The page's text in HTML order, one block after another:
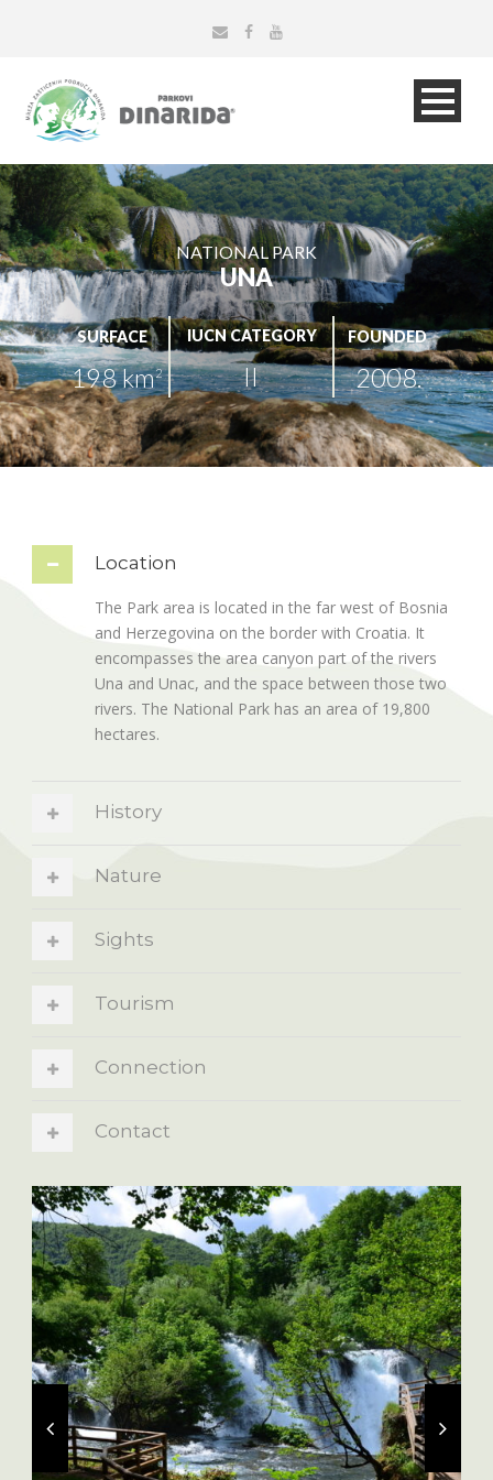
IUCN CATEGORY
SURFACE
198 km2 II 2008.
FOUNDED
UNA
NATIONAL PARK
Location
The Park area is located in the far west of Bosnia
and Herzegovina on the border with Croatia. It
encompasses the area canyon part of the rivers
Una and Unac, and the space between those two
rivers. The National Park has an area of 19,800
hectares.
History
Nature
Sights
Tourism
Connection
Contact